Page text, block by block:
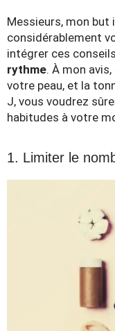
Messieurs, mon but
considérablement
intégrer ces
rythme. À mon
votre peau, et la
J, vous voudrez
habitudes à votre
1. Limiter le